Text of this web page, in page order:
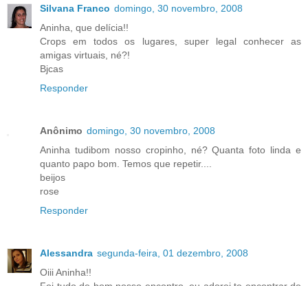
Silvana Franco domingo, 30 novembro, 2008
Aninha, que delícia!!
Crops em todos os lugares, super legal conhecer as
amigas virtuais, né?!
Bjcas
Responder
Anônimo domingo, 30 novembro, 2008
Aninha tudibom nosso cropinho, né? Quanta foto linda e
quanto papo bom. Temos que repetir....
beijos
rose
Responder
Alessandra segunda-feira, 01 dezembro, 2008
Oiii Aninha!!